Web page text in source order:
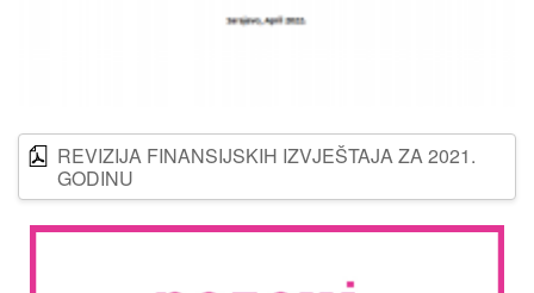
REVIZIJA FINANSIJSKIH IZVJEŠTAJA ZA 2021.
GODINU